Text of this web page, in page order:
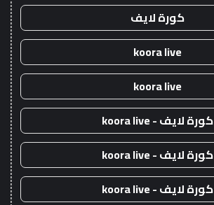
كورة لايف
koora live
koora live
كورة لايف - koora live
كورة لايف - koora live
كورة لايف - koora live